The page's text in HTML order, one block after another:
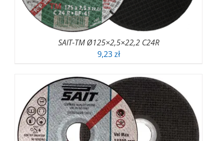
SAIT-TM Ø125×2,5×22,2 C24R
9,23zł